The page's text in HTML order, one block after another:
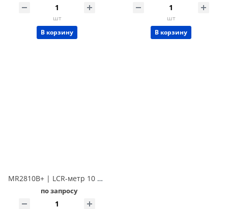
шт
В корзину
шт
В корзину
MR2810B+ | LCR-метр 10 кГц Techmize MR2810B+ (Tonghui TH2810B+)
по запросу